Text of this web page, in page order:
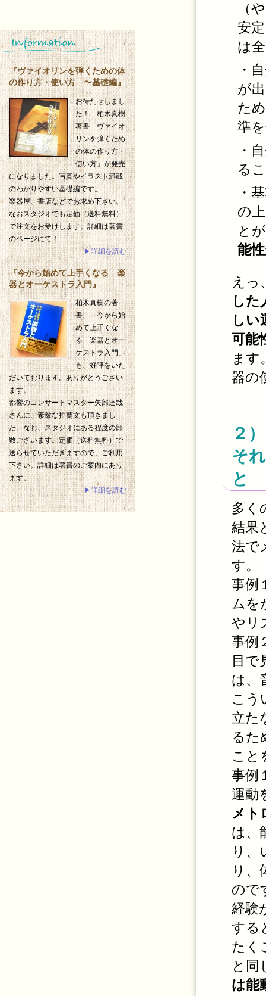
（
安
は
・
が
た
準
・
る
・
の
と
能
えっ
した
しい
可能
ます
器の
２
そ
と
多く
結果
法で
す。
事例
ムを
やリ
事例
目で
は、
こう
立た
るた
こと
事例
運動
メト
は、
り、
り、
ので
経験
する
たく
と同
は能
『ヴァイオリンを弾くための体
の作り方・使い方 〜基礎編』
お待たせしまし
た！ 柏木真樹
著書「ヴァイオ
リンを弾くため
の体の作り方・
使い方」が発売
になりました。写真やイラスト満載
のわかりやすい基礎編です。
楽器屋、書店などでお求め下さい。
なおスタジオでも定価（送料無料）
で注文をお受けします。詳細は著書
のページにて！
▶詳細を読む
『今から始めて上手くなる 楽
器とオーケストラ入門』
柏木真樹の著
書、「今から始
めて上手くな
る 楽器とオー
ケストラ入門」
も、好評をいた
だいております。ありがとうござい
ます。
都響のコンサートマスター矢部達哉
さんに、素敵な推薦文も頂きまし
た。なお、スタジオにある程度の部
数ございます。定価（送料無料）で
送らせていただきますので、ご利用
下さい。詳細は著書のご案内にあり
ます。
▶詳細を読む